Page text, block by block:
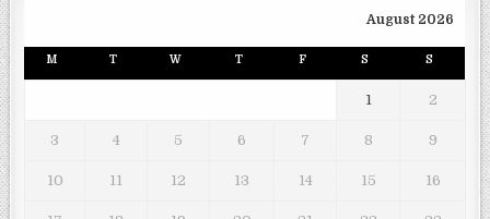
August 2026
M T W T F S S
1 2
3 4 5 6 7 8 9
10 11 12 13 14 15 16